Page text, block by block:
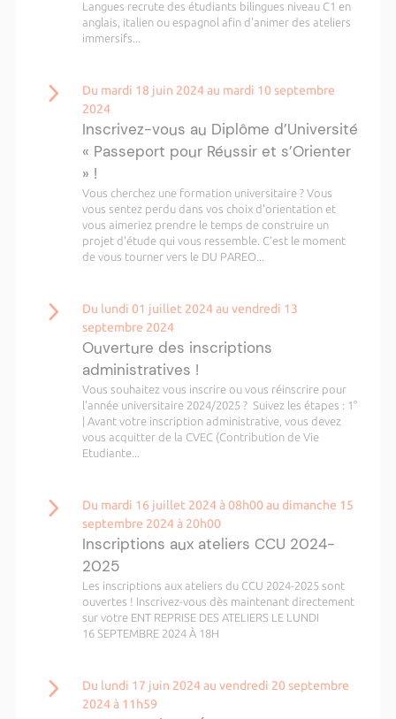
Langues recrute des étudiants bilingues niveau C1 en
anglais, italien ou espagnol afin d'animer des ateliers
immersifs...
Du mardi 18 juin 2024 au mardi 10 septembre
2024
Inscrivez-vous au Diplôme d’Université
« Passeport pour Réussir et s’Orienter
» !
Vous cherchez une formation universitaire ? Vous
vous sentez perdu dans vos choix d'orientation et
vous aimeriez prendre le temps de construire un
projet d'étude qui vous ressemble. C’est le moment
de vous tourner vers le DU PAREO...
Du lundi 01 juillet 2024 au vendredi 13
septembre 2024
Ouverture des inscriptions
administratives !
Vous souhaitez vous inscrire ou vous réinscrire pour
l'année universitaire 2024/2025 ? Suivez les étapes : 1°
| Avant votre inscription administrative, vous devez
vous acquitter de la CVEC (Contribution de Vie
Etudiante...
Du mardi 16 juillet 2024 à 08h00 au dimanche 15
septembre 2024 à 20h00
Inscriptions aux ateliers CCU 2024-
2025
Les inscriptions aux ateliers du CCU 2024-2025 sont
ouvertes ! Inscrivez-vous dès maintenant directement
sur votre ENT REPRISE DES ATELIERS LE LUNDI
16 SEPTEMBRE 2024 À 18H
Du lundi 17 juin 2024 au vendredi 20 septembre
2024 à 11h59